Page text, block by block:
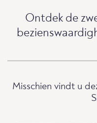
Ontdek de
Misschien vindt u